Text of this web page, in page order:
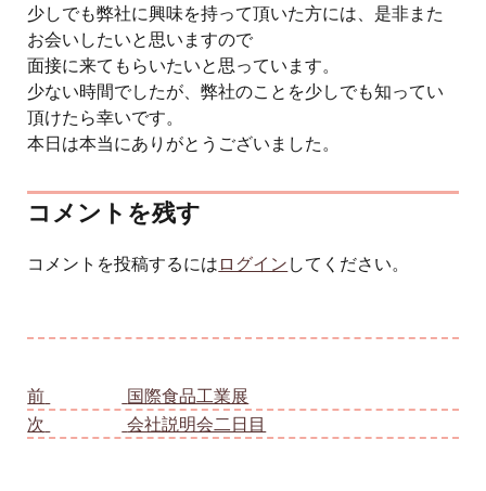
少しでも弊社に興味を持って頂いた方には、是非また
お会いしたいと思いますので
面接に来てもらいたいと思っています。
少ない時間でしたが、弊社のことを少しでも知ってい
頂けたら幸いです。
本日は本当にありがとうございました。
コメントを残す
コメントを投稿するには ログイン してください。
前
国際食品工業展
次
会社説明会二日目